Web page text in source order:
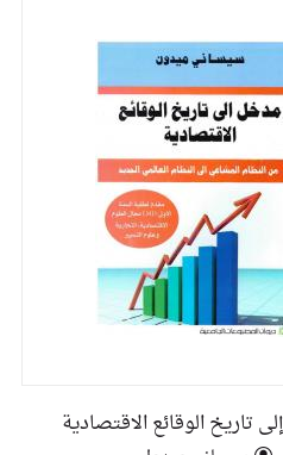
تاريخ الوقائع الاقتصادية